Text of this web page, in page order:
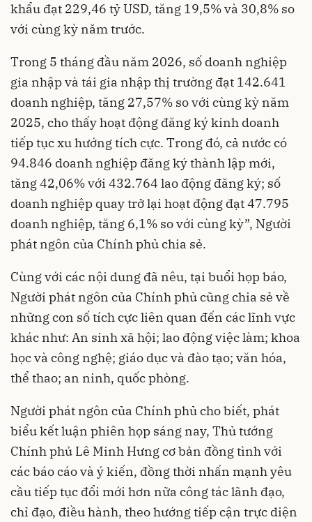
khẩu đạt 229,46 tỷ USD, tăng 19,5% và 30,8% so
với cùng kỳ năm trước.
Trong 5 tháng đầu năm 2026, số doanh nghiệp
gia nhập và tái gia nhập thị trường đạt 142.641
doanh nghiệp, tăng 27,57% so với cùng kỳ năm
2025, cho thấy hoạt động đăng ký kinh doanh
tiếp tục xu hướng tích cực. Trong đó, cả nước có
94.846 doanh nghiệp đăng ký thành lập mới,
tăng 42,06% với 432.764 lao động đăng ký; số
doanh nghiệp quay trở lại hoạt động đạt 47.795
doanh nghiệp, tăng 6,1% so với cùng kỳ”, Người
phát ngôn của Chính phủ chia sẻ.
Cùng với các nội dung đã nêu, tại buổi họp báo,
Người phát ngôn của Chính phủ cũng chia sẻ về
những con số tích cực liên quan đến các lĩnh vực
khác như: An sinh xã hội; lao động việc làm; khoa
học và công nghệ; giáo dục và đào tạo; văn hóa,
thể thao; an ninh, quốc phòng.
Người phát ngôn của Chính phủ cho biết, phát
biểu kết luận phiên họp sáng nay, Thủ tướng
Chính phủ Lê Minh Hưng cơ bản đồng tình với
các báo cáo và ý kiến, đồng thời nhấn mạnh yêu
cầu tiếp tục đổi mới hơn nữa công tác lãnh đạo,
chỉ đạo, điều hành, theo hướng tiếp cận trực diện